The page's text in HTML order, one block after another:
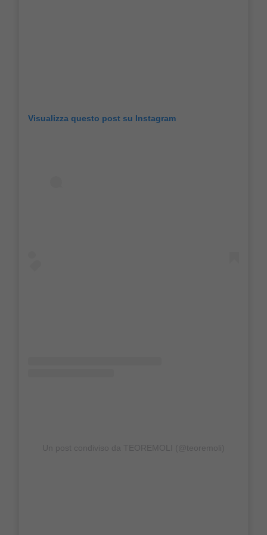
Visualizza questo post su Instagram